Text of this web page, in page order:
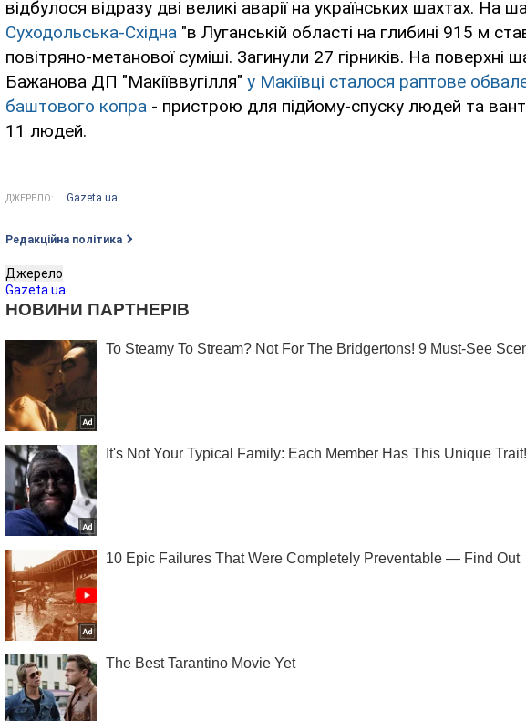
відбулося відразу дві великі аварії на українських шахтах. На
Суходольська-Східна "в Луганській області на глибині 915 м
повітряно-метанової суміші. Загинули 27 гірників. На поверхні
Бажанова ДП "Макіїввугілля" у Макіївці сталося раптове
баштового копра - пристрою для підйому-спуску людей та
11 людей.
ДЖЕРЕЛО: Gazeta.ua
Редакційна політика
Джерело
Gazeta.ua